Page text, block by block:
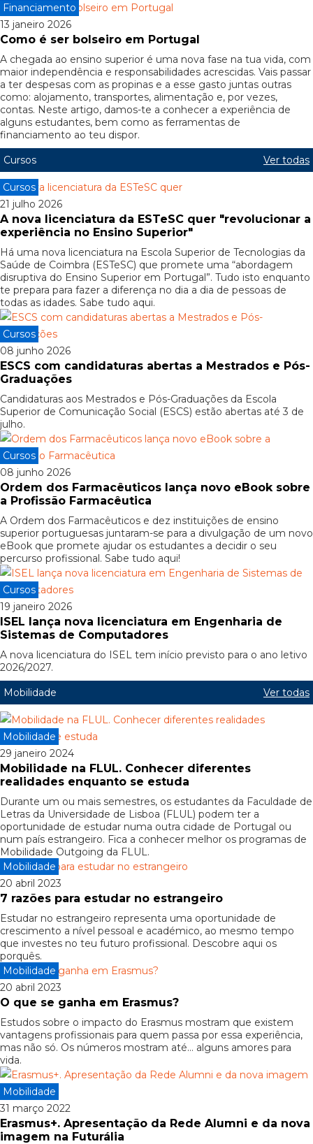
Financiamento
13 janeiro 2026
Como é ser bolseiro em Portugal
A chegada ao ensino superior é uma nova fase na tua vida, com
maior independência e responsabilidades acrescidas. Vais passar
a ter despesas com as propinas e a esse gasto juntas outras
como: alojamento, transportes, alimentação e, por vezes,
contas. Neste artigo, damos-te a conhecer a experiência de
alguns estudantes, bem como as ferramentas de
financiamento ao teu dispor.
Cursos
Ver todas
Cursos
21 julho 2026
A nova licenciatura da ESTeSC quer "revolucionar a
experiência no Ensino Superior"
Há uma nova licenciatura na Escola Superior de Tecnologias da
Saúde de Coimbra (ESTeSC) que promete uma “abordagem
disruptiva do Ensino Superior em Portugal”. Tudo isto enquanto
te prepara para fazer a diferença no dia a dia de pessoas de
todas as idades. Sabe tudo aqui.
Cursos
08 junho 2026
ESCS com candidaturas abertas a Mestrados e Pós-
Graduações
Candidaturas aos Mestrados e Pós-Graduações da Escola
Superior de Comunicação Social (ESCS) estão abertas até 3 de
julho.
Cursos
08 junho 2026
Ordem dos Farmacêuticos lança novo eBook sobre
a Profissão Farmacêutica
A Ordem dos Farmacêuticos e dez instituições de ensino
superior portuguesas juntaram-se para a divulgação de um novo
eBook que promete ajudar os estudantes a decidir o seu
percurso profissional. Sabe tudo aqui!
Cursos
19 janeiro 2026
ISEL lança nova licenciatura em Engenharia de
Sistemas de Computadores
A nova licenciatura do ISEL tem início previsto para o ano letivo
2026/2027.
Mobilidade
Ver todas
Mobilidade
29 janeiro 2024
Mobilidade na FLUL. Conhecer diferentes
realidades enquanto se estuda
Durante um ou mais semestres, os estudantes da Faculdade de
Letras da Universidade de Lisboa (FLUL) podem ter a
oportunidade de estudar numa outra cidade de Portugal ou
num país estrangeiro. Fica a conhecer melhor os programas de
Mobilidade Outgoing da FLUL.
Mobilidade
20 abril 2023
7 razões para estudar no estrangeiro
Estudar no estrangeiro representa uma oportunidade de
crescimento a nível pessoal e académico, ao mesmo tempo
que investes no teu futuro profissional. Descobre aqui os
porquês.
Mobilidade
20 abril 2023
O que se ganha em Erasmus?
Estudos sobre o impacto do Erasmus mostram que existem
vantagens profissionais para quem passa por essa experiência,
mas não só. Os números mostram até… alguns amores para
vida.
Mobilidade
31 março 2022
Erasmus+. Apresentação da Rede Alumni e da nova
imagem na Futurália